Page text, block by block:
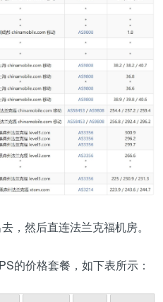
，然后直连法兰克福机房。
的价格套餐，如下表所示：